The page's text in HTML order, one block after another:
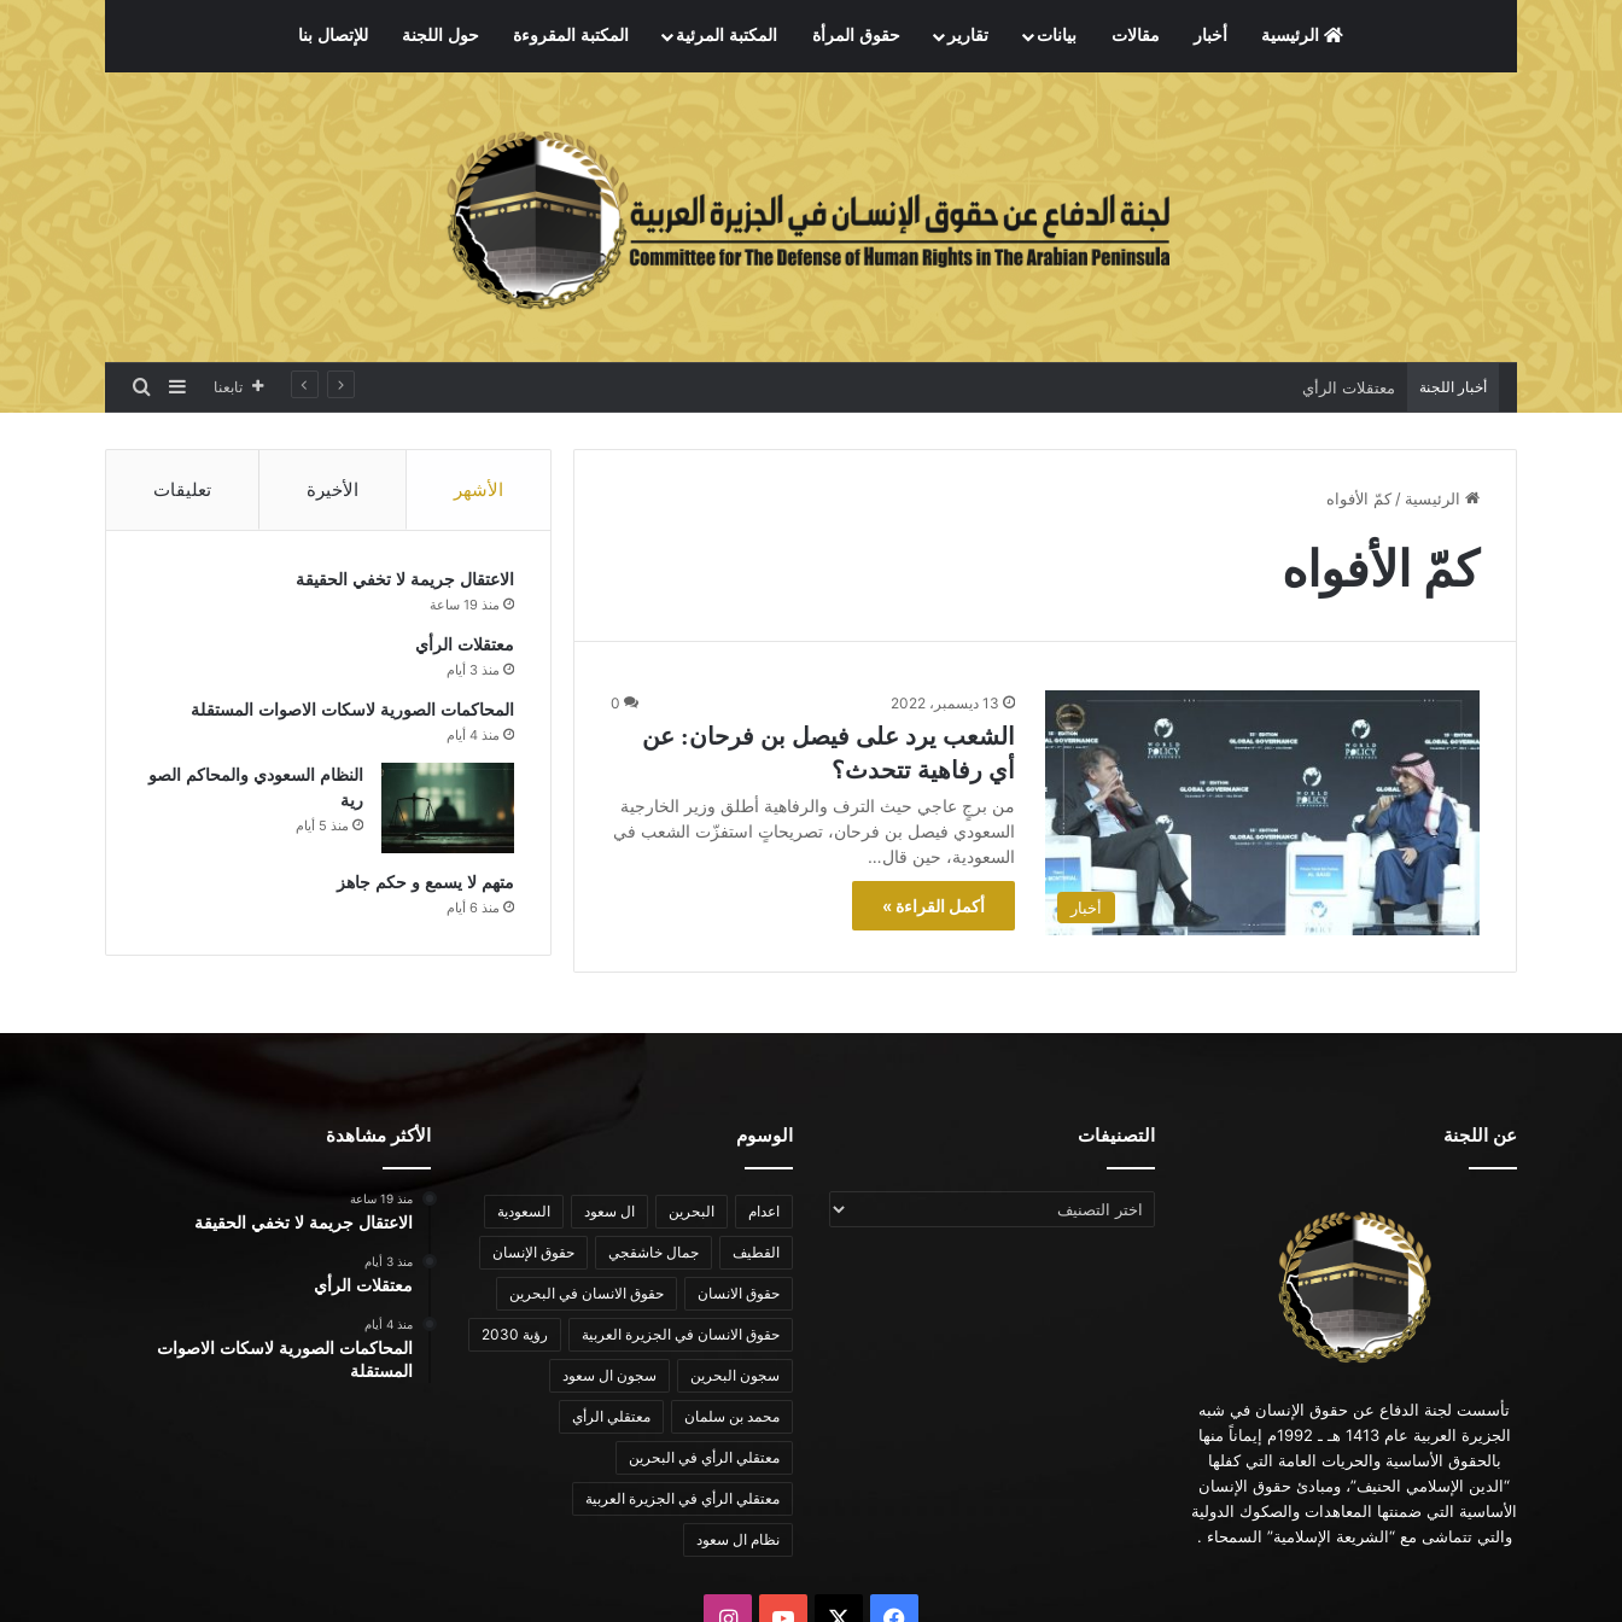
الرئيسية أخبار مقالات بيانات تقارير حقوق المرأة المكتبة المرئية المكتبة المقروءة حول اللجنة للإتصال بنا
أخبار اللجنة معتقلات الرأي تابعنا إضافة عمود جانبي
بحث عن
الرئيسية / كمّ الأفواه
كمّ الأفواه
أخبار
13 ديسمبر، 2022 0
الشعب يرد على فيصل بن فرحان: عن
أي رفاهية تتحدث؟
من برجٍ عاجي حيث الترف والرفاهية أطلق وزير الخارجية
السعودي فيصل بن فرحان، تصريحاتٍ استفزّت الشعب في
السعودية، حين قال…
أكمل القراءة »
الأشهر الأخيرة تعليقات
الاعتقال جريمة لا تخفي الحقيقة
منذ 19 ساعة
معتقلات الرأي
منذ 3 أيام
المحاكمات الصورية لاسكات الاصوات المستقلة
منذ 4 أيام
النظام السعودي والمحاكم الصو
رية
منذ 5 أيام
متهم لا يسمع و حكم جاهز
منذ 6 أيام
عن اللجنة
تأسست لجنة الدفاع عن حقوق الإنسان في شبه
الجزيرة العربية عام 1413 هـ ـ 1992م إيماناً منها
بالحقوق الأساسية والحريات العامة التي كفلها
“الدين الإسلامي الحنيف”، ومبادئ حقوق الإنسان
الأساسية التي ضمنتها المعاهدات والصكوك الدولية
والتي تتماشى مع “الشريعة الإسلامية” السمحاء .
التصنيفات
التصنيفات
الوسوم
اعدام البحرين ال سعود السعودية
القطيف جمال خاشقجي حقوق الإنسان
حقوق الانسان حقوق الانسان في البحرين
حقوق الانسان في الجزيرة العربية رؤية 2030
سجون البحرين سجون ال سعود
محمد بن سلمان معتقلي الرأي
معتقلي الرأي في البحرين
معتقلي الرأي في الجزيرة العربية
نظام ال سعود
الأكثر مشاهدة
منذ 19 ساعة
الاعتقال جريمة لا تخفي الحقيقة
منذ 3 أيام
معتقلات الرأي
منذ 4 أيام
المحاكمات الصورية لاسكات الاصوات
المستقلة
فيسبوك يوتيوبانستقرام